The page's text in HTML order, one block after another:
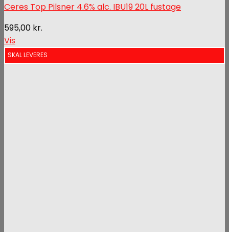
Ceres Top Pilsner 4.6% alc. IBU19 20L fustage
595,00 kr.
Vis
SKAL LEVERES